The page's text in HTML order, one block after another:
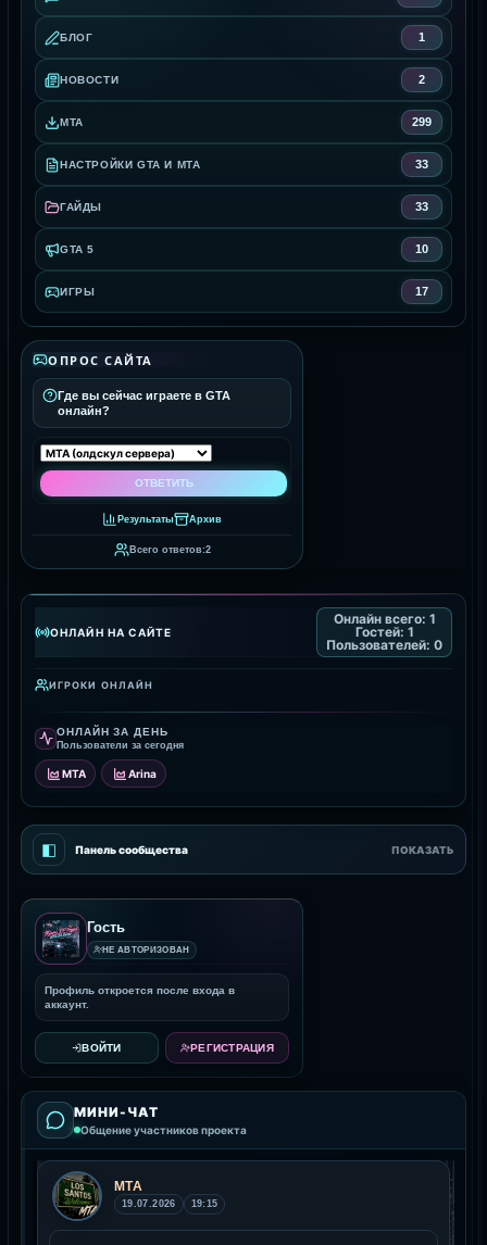
БЛОГ 1
НОВОСТИ 2
MTA 299
НАСТРОЙКИ GTA И MTA 33
ГАЙДЫ 33
GTA 5 10
ИГРЫ 17
ОПРОС САЙТА
Где вы сейчас играете в GTA
онлайн?
Результаты Архив
Всего ответов:2
ОНЛАЙН НА САЙТЕ
Онлайн всего: 1
Гостей: 1
Пользователей: 0
ИГРОКИ ОНЛАЙН
ОНЛАЙН ЗА ДЕНЬ
Пользователи за сегодня
MTA Arina
◧ Панель сообщества ПОКАЗАТЬ
Гость
НЕ АВТОРИЗОВАН
Профиль откроется после входа в
аккаунт.
ВОЙТИ РЕГИСТРАЦИЯ
МИНИ-ЧАТ
Общение участников проекта